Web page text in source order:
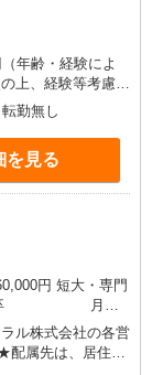
年齢・経験によ
上、経験等考慮の
トを重視したい
勤無し
を見る
円 短大・専門
校卒 月給
夜割増・休日出
降、
月収例 月収：34
ル株式会社の各営
配属先は、居住地